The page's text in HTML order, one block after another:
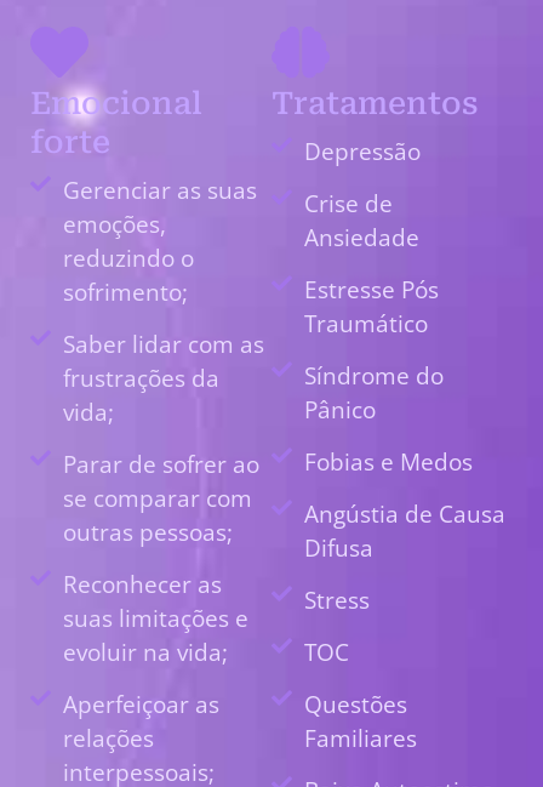
Emocional
forte
Gerenciar as suas
emoções,
reduzindo o
sofrimento;
Saber lidar com as
frustrações da
vida;
Parar de sofrer ao
se comparar com
outras pessoas;
Reconhecer as
suas limitações e
evoluir na vida;
Aperfeiçoar as
relações
interpessoais;
Tratamentos
Depressão
Crise de
Ansiedade
Estresse Pós
Traumático
Síndrome do
Pânico
Fobias e Medos
Angústia de Causa
Difusa
Stress
TOC
Questões
Familiares